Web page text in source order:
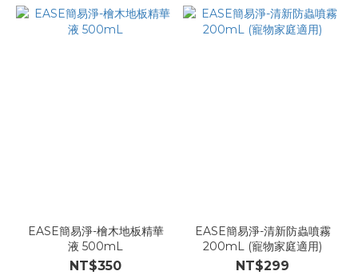
EASE簡易淨-檜木地板精華
液 500mL
NT$350
EASE簡易淨-清新防蟲噴霧
200mL (寵物家庭適用)
NT$299